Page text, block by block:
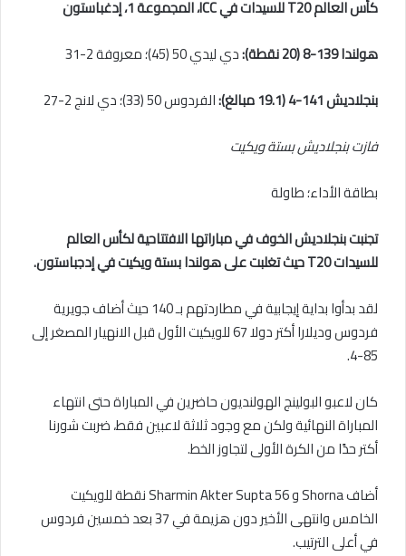
كأس العالم T20 للسيدات في ICC، المجموعة 1، إدغباستون
هولندا 139-8 (20 نقطة):
دي ليدي 50 (45)؛ معروفة 2-31
بنجلاديش 141-4 (19.1 مبالغ):
الفردوس 50 (33)؛ دي لانج 2-27
فازت بنجلاديش بستة ويكيت
بطاقة الأداء؛ طاولة
تجنبت بنجلاديش الخوف في مباراتها الافتتاحية لكأس العالم
للسيدات T20 حيث تغلبت على هولندا بستة ويكيت في إدجباستون.
لقد بدأوا بداية إيجابية في مطاردتهم بـ 140 حيث أضاف جويرية
فردوس وديلارا أكتر دولا 67 للويكيت الأول قبل الانهيار المصغر إلى
85-4.
كان لاعبو البولينج الهولنديون حاضرين في المباراة حتى انتهاء
المباراة النهائية ولكن مع وجود ثلاثة لاعبين فقط، ضربت شورنا
أكتر حدًا من الكرة الأولى لتجاوز الخط.
أضاف Shorna و Sharmin Akter Supta 56 نقطة للويكيت
الخامس وانتهى الأخير دون هزيمة في 37 بعد خمسين فردوس
في أعلى الترتيب.